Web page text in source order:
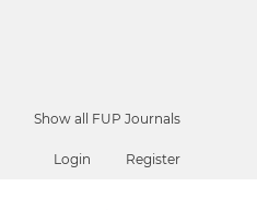
Show all FUP Journals
Login Register